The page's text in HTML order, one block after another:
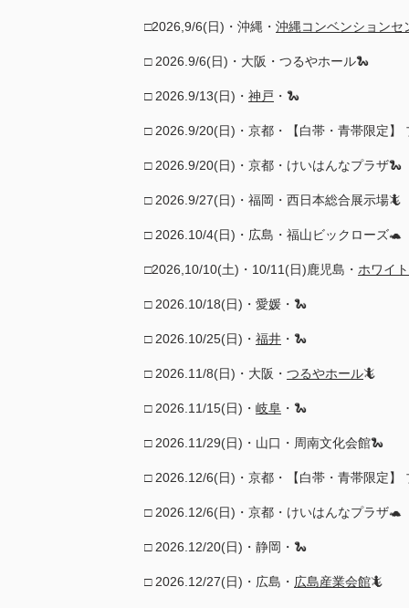
□2026,9/6(日)​・沖縄・ 沖縄コンベンションセ
□ 2026.9/6(日)・大阪​​・ つるやホール🐍
□ 2026.9/13(日)・ 神戸 ・🐍
□ 2026.9/20(日)・京都・【白帯・青帯限定】
□ 2026.9/20(日)・京都・けいはんなプラザ🐍
□ 2026.9/27(日)・福岡・西日本総合展示場🦎
□ 2026.10/4(日)・広島・福山ビックローズ🐢​
□2026,10/10(土)・10/11(日)鹿児島・ ホワイ
□ 2026.10/18(日)・愛媛・🐍
□ 2026.10/25(日)・ 福井 ・🐍
□ 2026.11/8(日)・大阪・ つるやホール🦎​​​
□ 2026.11/15(日)・ 岐阜 ・🐍
□ 2026.11/29(日)・山口・周南文化会館🐍
□ 2026.12/6(日)・京都・【白帯・青帯限定】
□ 2026.12/6(日)・京都・けいはんなプラザ🐢
□ 2026.12/20(日)・静岡・🐍
□ 2026.12/27(日)・広島・ 広島産業会館​🦎